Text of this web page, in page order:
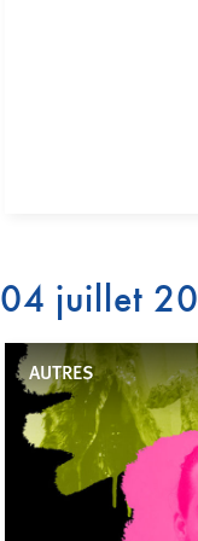
04 juillet
AUTRES